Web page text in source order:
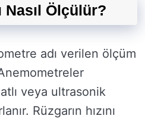
Nasıl Ölçülür?
adı verilen ölçüm
veya ultrasonik
Rüzgarın hızını